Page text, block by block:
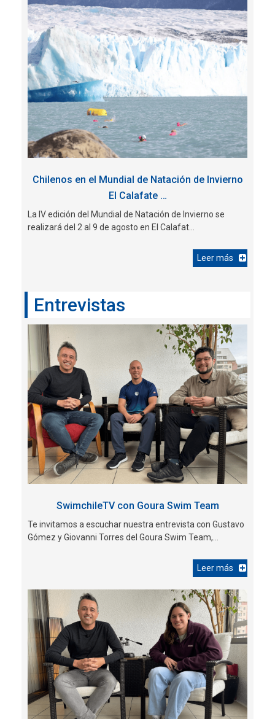
Chilenos en el Mundial de Natación de Invierno
El Calafate …
La IV edición del Mundial de Natación de Invierno se
realizará del 2 al 9 de agosto en El Calafat...
Leer más
Entrevistas
SwimchileTV con Goura Swim Team
Te invitamos a escuchar nuestra entrevista con Gustavo
Gómez y Giovanni Torres del Goura Swim Team,...
Leer más